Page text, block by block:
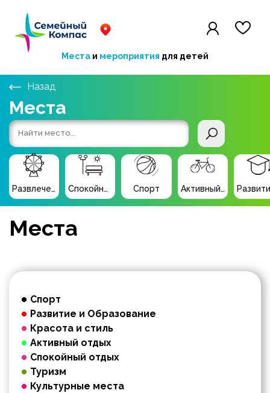
Места и мероприятия для детей
Назад
Места
Развлечения Спокойный отдых Спорт Активный отдых
Места
Спорт
Развитие и Образование
Красота и стиль
Активный отдых
Спокойный отдых
Туризм
Культурные места